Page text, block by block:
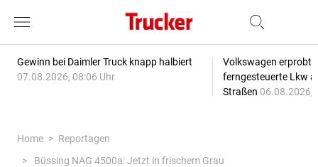
Gewinn bei Daimler Truck knapp halbiert
07.08.2026, 08:06 Uhr
Volkswagen erprobt
ferngesteuerte Lkw
Straßen 06.08.2026,
Home
Reportagen
Büssing NAG 4500a: Jetzt in frischem Grau